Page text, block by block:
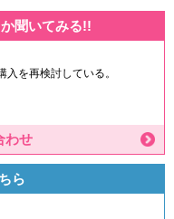
聞いてみる!!
を再検討している。
わせ
ら